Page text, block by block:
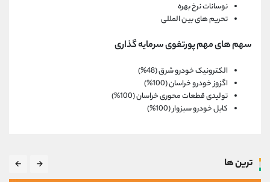
نوسانات نرخ بهره
تحریم های بین المللی
سهم های مهم پورتفوی سرمایه گذاری
الکترونیک خودرو شرق (48%)
اگزوز خودرو خراسان (100%)
تولیدی قطعات محوری خراسان (100%)
کابل خودرو سبزوار (100%)
ترین ها